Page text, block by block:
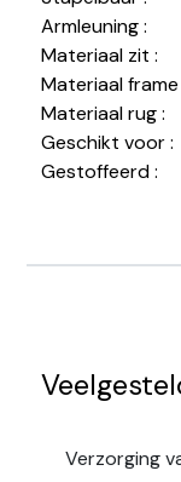
Armleuning :
Materiaal zit :
Materiaal frame
Materiaal rug :
Geschikt voor :
Gestoffeerd :
Verzorging